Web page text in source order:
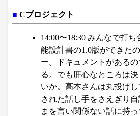
■ Cプロジェクト
14:00〜18:30 みんなで打
能設計書の1.0版ができた
ー。ドキュメントがある
る。でも肝心なところは
いか。高本さんは丸投げ
された話し手をさえぎり
まを言い関係ない話に持